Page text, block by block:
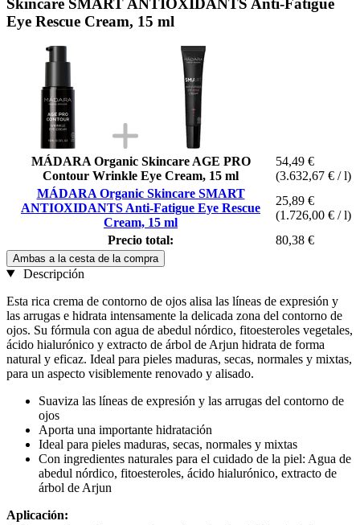
Skincare SMART ANTIOXIDANTS Anti-Fatigue
Eye Rescue Cream, 15 ml
MÁDARA Organic Skincare AGE PRO
Contour Wrinkle Eye Cream, 15 ml
54,49 €
(3.632,67 € / l)
MÁDARA Organic Skincare SMART
ANTIOXIDANTS Anti-Fatigue Eye Rescue
Cream, 15 ml
25,89 €
(1.726,00 € / l)
Precio total:
80,38 €
Ambas a la cesta de la compra
Descripción
Esta rica crema de contorno de ojos alisa las líneas de expresión y
las arrugas e hidrata intensamente la delicada zona del contorno de
ojos. Su fórmula con agua de abedul nórdico, fitoesteroles vegetales,
ácido hialurónico y extracto de árbol de Arjun hidrata de forma
natural y eficaz. Ideal para pieles maduras, secas, normales y mixtas,
para un aspecto visiblemente renovado y alisado.
Suaviza las líneas de expresión y las arrugas del contorno de
ojos
Aporta una importante hidratación
Ideal para pieles maduras, secas, normales y mixtas
Con ingredientes naturales para el cuidado de la piel: Agua de
abedul nórdico, fitoesteroles, ácido hialurónico, extracto de
árbol de Arjun
Aplicación: